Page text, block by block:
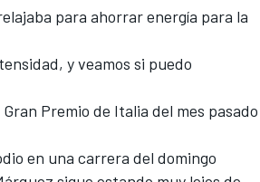
para ahorrar energía para la
y veamos si puedo
Premio de Italia del mes pasado
en una carrera del domingo